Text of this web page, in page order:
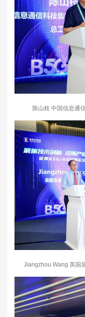
陈山枝 中国信息通
Jiangzhou Wang 英国